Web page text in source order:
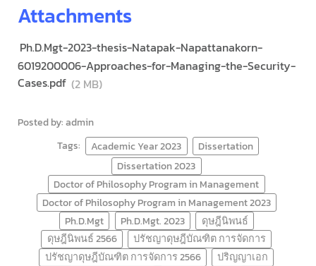
Attachments
Ph.D.Mgt-2023-thesis-Natapak-Napattanakorn-
6019200006-Approaches-for-Managing-the-Security-
Cases.pdf (2 MB)
Posted by: admin
Tags:
Academic Year 2023
Dissertation
Dissertation 2023
Doctor of Philosophy Program in Management
Doctor of Philosophy Program in Management 2023
Ph.D.Mgt
Ph.D.Mgt. 2023
ดุษฎีนิพนธ์
ดุษฎีนิพนธ์ 2566
ปรัชญาดุษฎีบัณฑิต การจัดการ
ปรัชญาดุษฎีบัณฑิต การจัดการ 2566
ปริญญาเอก